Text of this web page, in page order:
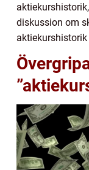
diskussion om